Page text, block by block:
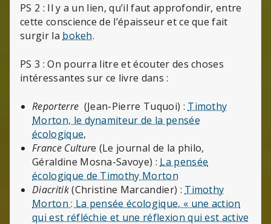
PS 2 : Il y a un lien, qu’il faut approfondir, entre
cette conscience de l’épaisseur et ce que fait
surgir la bokeh.
PS 3 : On pourra litre et écouter des choses
intéressantes sur ce livre dans :
Reporterre (Jean-Pierre Tuquoi) : Timothy
Morton, le dynamiteur de la pensée
écologique,
France Culture (Le journal de la philo,
Géraldine Mosna-Savoye) : La pensée
écologique de Timothy Morton
Diacritik(Christine Marcandier) : Timothy
Morton : La pensée écologique, « une action
qui est réfléchie et une réflexion qui est active